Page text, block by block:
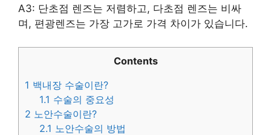
A3: 단초점 렌즈는 저렴하고, 다초점 렌즈는 비싸
며, 편광렌즈는 가장 고가로 가격 차이가 있습니다.
Contents
1 백내장 수술이란?
1.1 수술의 중요성
2 노안수술이란?
2.1 노안수술의 방법